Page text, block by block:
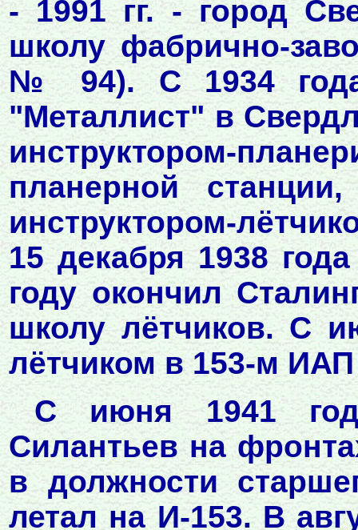
- 1991 гг. - город
школу фабрично-
№ 94). С 1934 года
"Металлист" в
инструктором-
планерной
инструктором-
15 декабря 1938
году окончил
школу лётчиков. С
лётчиком в 153-м ИАП
С июня 1941
Силантьев на
в должности
летал на И-153. В